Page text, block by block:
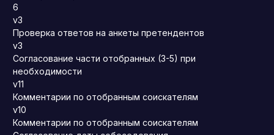
6
v3
Проверка ответов на анкеты претендентов
v3
Согласование части отобранных (3-5) при
необходимости
v11
Комментарии по отобранным соискателям
v10
Комментарии по отобранным соискателям